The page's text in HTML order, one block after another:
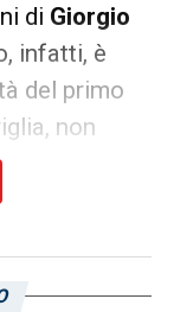
di Giorgio
infatti, è
del primo
non
gara.
una
senza